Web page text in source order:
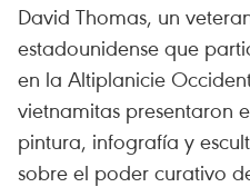
David Thomas, un
estadounidense que
en la Altiplanicie
vietnamitas presentaron
pintura, infografía y
sobre el poder curativo